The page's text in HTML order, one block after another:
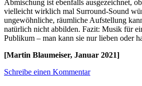
Abmischung ist ebenfalls ausgezeichnet,
vielleicht wirklich mal Surround-Sound
ungewöhnliche, räumliche Aufstellung
natürlich nicht abbilden. Fazit: Musik für
Publikum – man kann sie nur lieben oder
[Martin Blaumeiser, Januar 2021]
Schreibe einen Kommentar